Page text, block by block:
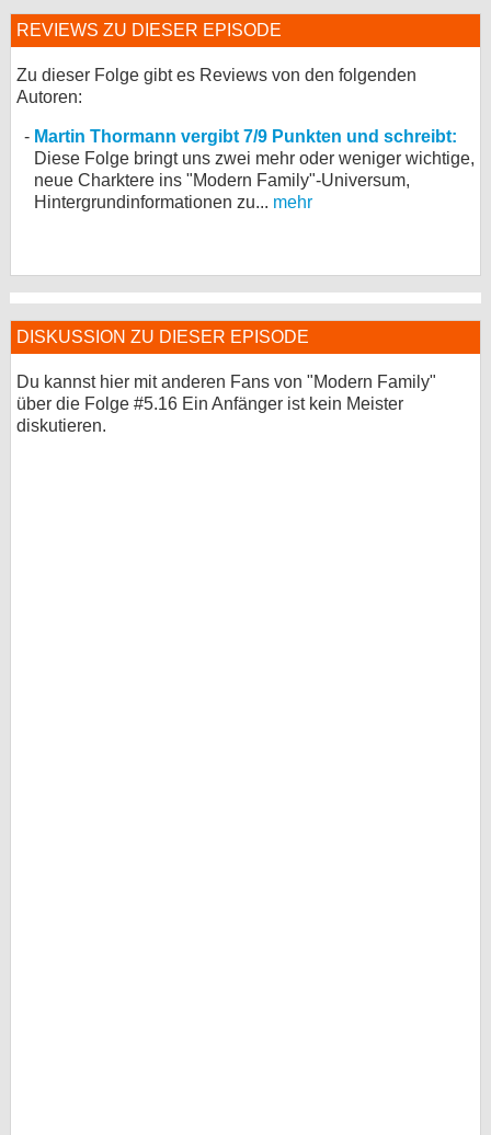
REVIEWS ZU DIESER EPISODE
Zu dieser Folge gibt es Reviews von den folgenden
Autoren:
Martin Thormann vergibt 7/9 Punkten und schreibt:
Diese Folge bringt uns zwei mehr oder weniger wichtige,
neue Charktere ins "Modern Family"-Universum,
Hintergrundinformationen zu... mehr
DISKUSSION ZU DIESER EPISODE
Du kannst hier mit anderen Fans von "Modern Family"
über die Folge #5.16 Ein Anfänger ist kein Meister
diskutieren.